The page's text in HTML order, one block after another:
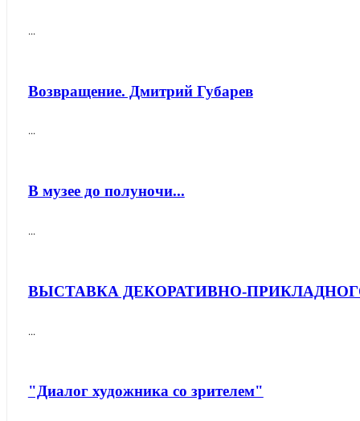
...
Возвращение. Дмитрий Губарев
...
В музее до полуночи...
...
ВЫСТАВКА ДЕКОРАТИВНО-
...
"Диалог художника со зрителем"